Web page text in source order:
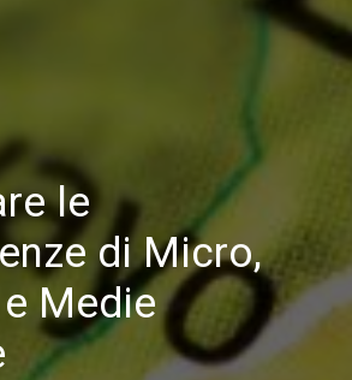
le
di Micro,
Medie